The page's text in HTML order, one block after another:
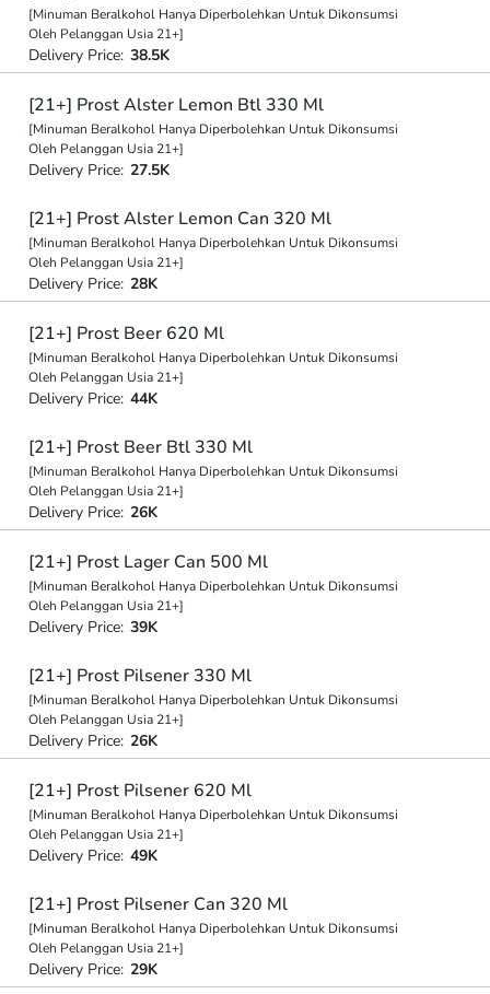
[Minuman Beralkohol Hanya Diperbolehkan Untuk Dikonsumsi
Oleh Pelanggan Usia 21+]
Delivery Price: 38.5K
[21+] Prost Alster Lemon Btl 330 Ml
[Minuman Beralkohol Hanya Diperbolehkan Untuk Dikonsumsi
Oleh Pelanggan Usia 21+]
Delivery Price: 27.5K
[21+] Prost Alster Lemon Can 320 Ml
[Minuman Beralkohol Hanya Diperbolehkan Untuk Dikonsumsi
Oleh Pelanggan Usia 21+]
Delivery Price: 28K
[21+] Prost Beer 620 Ml
[Minuman Beralkohol Hanya Diperbolehkan Untuk Dikonsumsi
Oleh Pelanggan Usia 21+]
Delivery Price: 44K
[21+] Prost Beer Btl 330 Ml
[Minuman Beralkohol Hanya Diperbolehkan Untuk Dikonsumsi
Oleh Pelanggan Usia 21+]
Delivery Price: 26K
[21+] Prost Lager Can 500 Ml
[Minuman Beralkohol Hanya Diperbolehkan Untuk Dikonsumsi
Oleh Pelanggan Usia 21+]
Delivery Price: 39K
[21+] Prost Pilsener 330 Ml
[Minuman Beralkohol Hanya Diperbolehkan Untuk Dikonsumsi
Oleh Pelanggan Usia 21+]
Delivery Price: 26K
[21+] Prost Pilsener 620 Ml
[Minuman Beralkohol Hanya Diperbolehkan Untuk Dikonsumsi
Oleh Pelanggan Usia 21+]
Delivery Price: 49K
[21+] Prost Pilsener Can 320 Ml
[Minuman Beralkohol Hanya Diperbolehkan Untuk Dikonsumsi
Oleh Pelanggan Usia 21+]
Delivery Price: 29K